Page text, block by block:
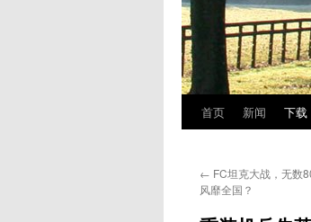
首页 新闻 下载
← FC坦克大战，无数
风靡全国？